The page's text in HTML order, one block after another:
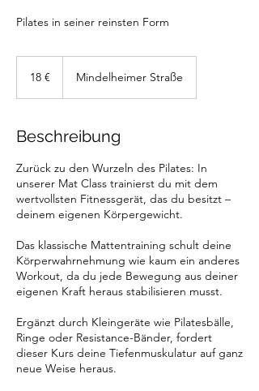
Pilates in seiner reinsten Form
18 € Mindelheimer Straße
Beschreibung
Zurück zu den Wurzeln des Pilates: In
unserer Mat Class trainierst du mit dem
wertvollsten Fitnessgerät, das du besitzt –
deinem eigenen Körpergewicht.
Das klassische Mattentraining schult deine
Körperwahrnehmung wie kaum ein anderes
Workout, da du jede Bewegung aus deiner
eigenen Kraft heraus stabilisieren musst.
Ergänzt durch Kleingeräte wie Pilatesbälle,
Ringe oder Resistance-Bänder, fordert
dieser Kurs deine Tiefenmuskulatur auf ganz
neue Weise heraus.